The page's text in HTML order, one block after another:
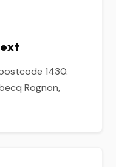
1430.
Rognon,